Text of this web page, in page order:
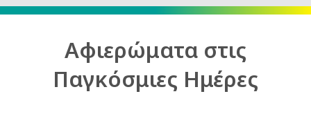
Αφιερώματα στις
Παγκόσμιες Ημέρες